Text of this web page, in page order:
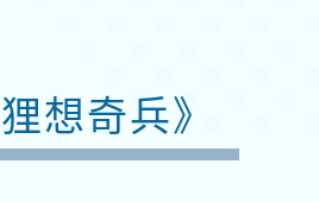
想奇兵》